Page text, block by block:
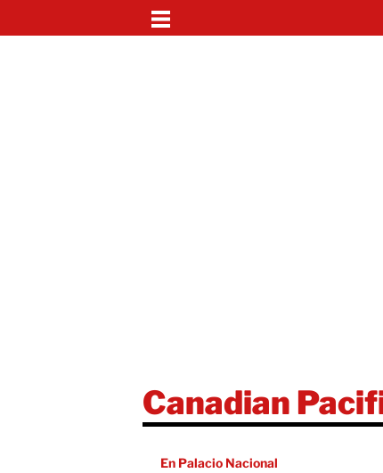
Canadian
En Palacio Nacional